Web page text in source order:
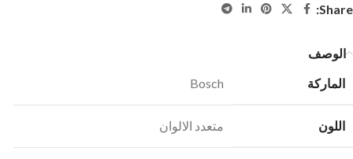
Share:
الوصف
الماركة Bosch
اللون متعدد الالوان